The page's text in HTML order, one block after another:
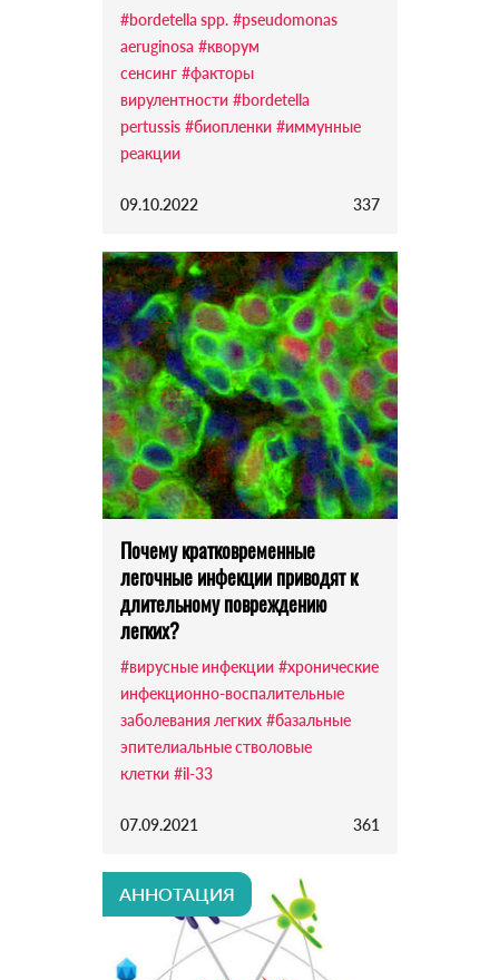
#bordetella spp. #pseudomonas
aeruginosa #кворум
сенсинг #факторы
вирулентности #bordetella
pertussis #биопленки #иммунные
реакции
09.10.2022 337
Почему кратковременные
легочные инфекции приводят к
длительному повреждению
легких?
#вирусные инфекции #хронические
инфекционно-воспалительные
заболевания легких #базальные
эпителиальные стволовые
клетки #il-33
07.09.2021 361
АННОТАЦИЯ